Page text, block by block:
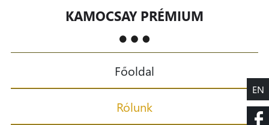
EN
KAMOCSAY PRÉMIUM
Főoldal
Rólunk